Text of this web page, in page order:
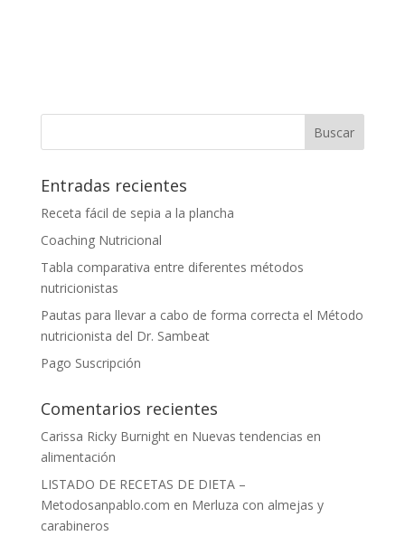
Entradas recientes
Receta fácil de sepia a la plancha
Coaching Nutricional
Tabla comparativa entre diferentes métodos
nutricionistas
Pautas para llevar a cabo de forma correcta el Método
nutricionista del Dr. Sambeat
Pago Suscripción
Comentarios recientes
Carissa Ricky Burnighten Nuevas tendencias en
alimentación
LISTADO DE RECETAS DE DIETA –
Metodosanpablo.com en Merluza con almejas y
carabineros